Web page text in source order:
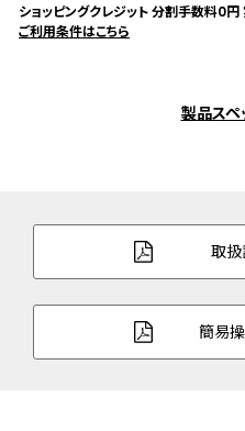
ショッピングクレジット 分割手数料0
ご利用条件はこちら
製品スペ
取
簡易